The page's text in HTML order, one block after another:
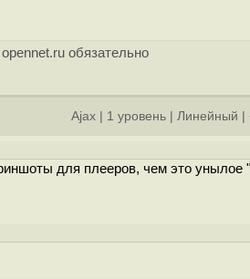
обязательно
Ajax 1 уровень Линейный
для плееров, чем это унылое